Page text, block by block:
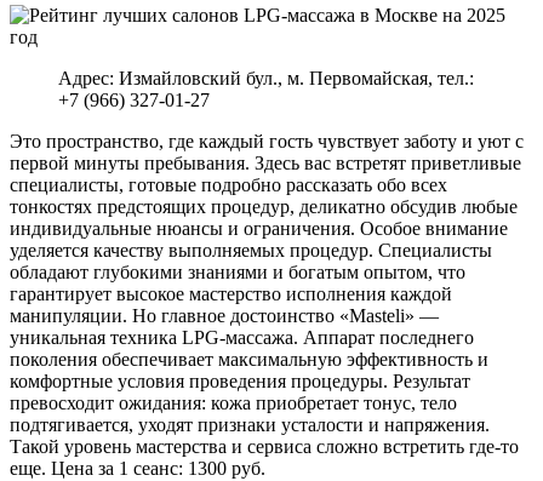
Адрес: Измайловский бул., м. Первомайская, тел.:
+7 (966) 327-01-27
Это пространство, где каждый гость чувствует заботу и уют с
первой минуты пребывания. Здесь вас встретят приветливые
специалисты, готовые подробно рассказать обо всех
тонкостях предстоящих процедур, деликатно обсудив любые
индивидуальные нюансы и ограничения. Особое внимание
уделяется качеству выполняемых процедур. Специалисты
обладают глубокими знаниями и богатым опытом, что
гарантирует высокое мастерство исполнения каждой
манипуляции. Но главное достоинство «Masteli» —
уникальная техника LPG-массажа. Аппарат последнего
поколения обеспечивает максимальную эффективность и
комфортные условия проведения процедуры. Результат
превосходит ожидания: кожа приобретает тонус, тело
подтягивается, уходят признаки усталости и напряжения.
Такой уровень мастерства и сервиса сложно встретить где-то
еще. Цена за 1 сеанс: 1300 руб.